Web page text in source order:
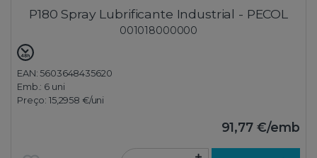
P180 Spray Lubrificante Industrial - PECOL
001018000000
EAN: 5603648435620
Emb.: 6 uni
Preço: 15,2958 €/uni
91,77 €/emb